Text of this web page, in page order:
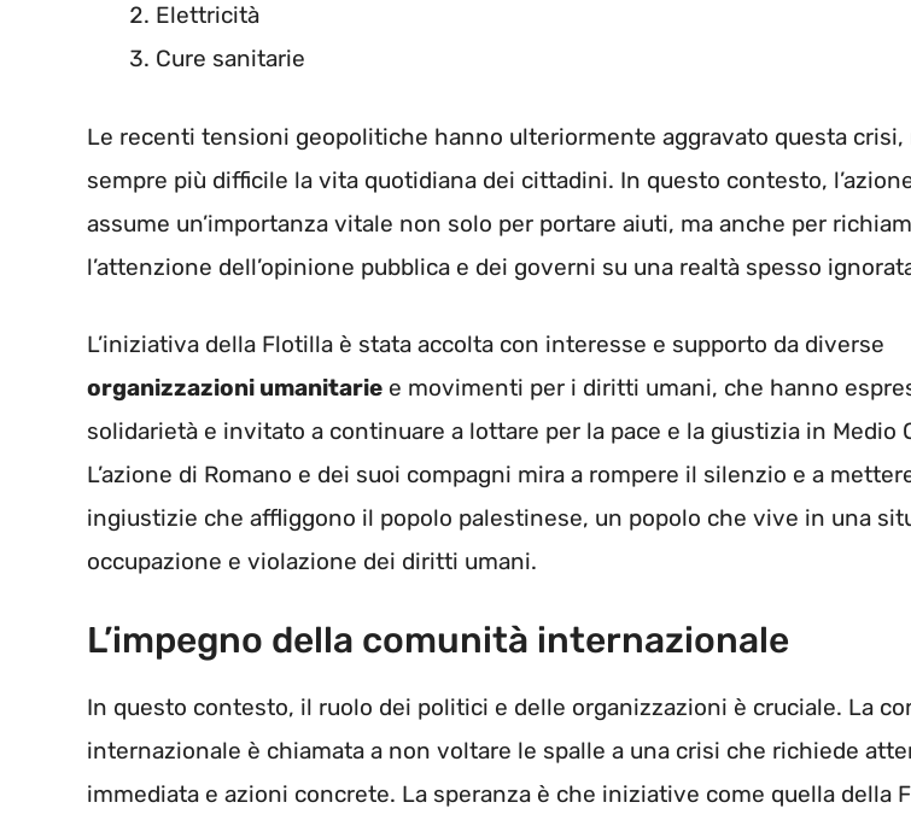
Elettricità
Cure sanitarie
Le recenti tensioni geopolitiche hanno ulteriormente aggravato questa crisi,
sempre più difficile la vita quotidiana dei cittadini. In questo contesto,
assume un’importanza vitale non solo per portare aiuti, ma anche per
l’attenzione dell’opinione pubblica e dei governi su una realtà spesso
L’iniziativa della Flotilla è stata accolta con interesse e supporto da diverse
organizzazioni umanitarie e movimenti per i diritti umani, che hanno
solidarietà e invitato a continuare a lottare per la pace e la giustizia in Medio
L’azione di Romano e dei suoi compagni mira a rompere il silenzio e a
ingiustizie che affliggono il popolo palestinese, un popolo che vive in una
occupazione e violazione dei diritti umani.
L’impegno della comunità internazionale
In questo contesto, il ruolo dei politici e delle organizzazioni è cruciale. La
internazionale è chiamata a non voltare le spalle a una crisi che richiede
immediata e azioni concrete. La speranza è che iniziative come quella della